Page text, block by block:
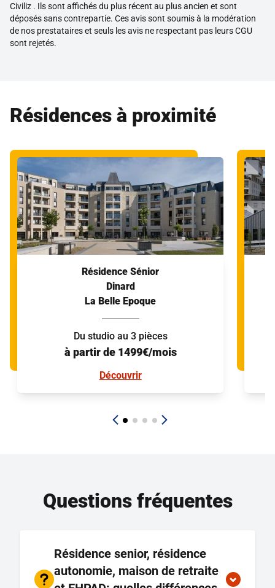
Civiliz . Ils sont affichés du plus récent au plus ancien et sont
déposés sans contrepartie. Ces avis sont soumis à la modération
de nos prestataires et seuls les avis ne respectant pas leurs CGU
sont rejetés.
Résidences à proximité
Résidence Sénior
Dinard
La Belle Epoque
Du studio au 3 pièces
à partir de 1499€/mois
Découvrir
Questions fréquentes
Résidence senior, résidence
autonomie, maison de retraite